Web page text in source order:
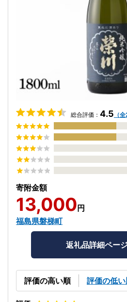
総合評価： 4.5 （
寄附金額
13,000 円
福島県磐梯町
返礼品詳細ペー
評価の高い順 評価の低